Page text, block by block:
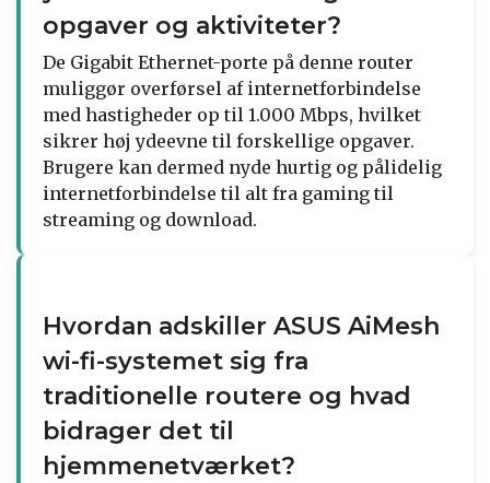
opgaver og aktiviteter?
De Gigabit Ethernet-porte på denne router
muliggør overførsel af internetforbindelse
med hastigheder op til 1.000 Mbps, hvilket
sikrer høj ydeevne til forskellige opgaver.
Brugere kan dermed nyde hurtig og pålidelig
internetforbindelse til alt fra gaming til
streaming og download.
Hvordan adskiller ASUS AiMesh
wi-fi-systemet sig fra
traditionelle routere og hvad
bidrager det til
hjemmenetværket?